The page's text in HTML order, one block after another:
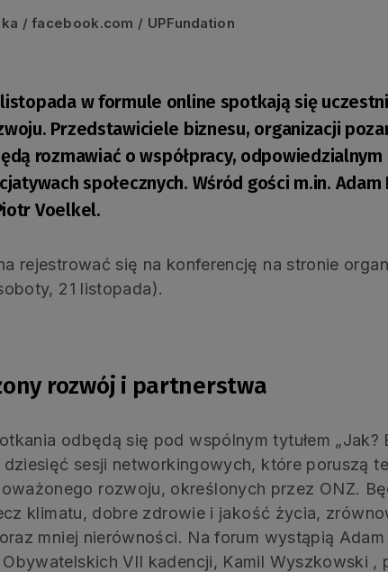
/ facebook.com / UPFundation
w formule online spotkają się
Przedstawiciele biznesu, organizacji
rozmawiać o współpracy, odpowiedzialnym
społecznych. Wśród gości m.in. Adam
Voelkel.
rejestrować się na konferencję na stronie
21 listopada).
rozwój i partnerstwa
odbędą się pod wspólnym tytułem „Jak?
dziesięć sesji networkingowych, które poruszą
rozwoju, określonych przez ONZ.
klimatu, dobre zdrowie i jakość życia,
mniej nierówności. Na forum wystąpią Adam
VII kadencji, Kamil Wyszkowski ,